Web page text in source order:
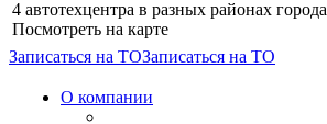
4 автотехцентра в разных районах города
Посмотреть на карте
Записаться на ТОЗаписаться на ТО
О компании